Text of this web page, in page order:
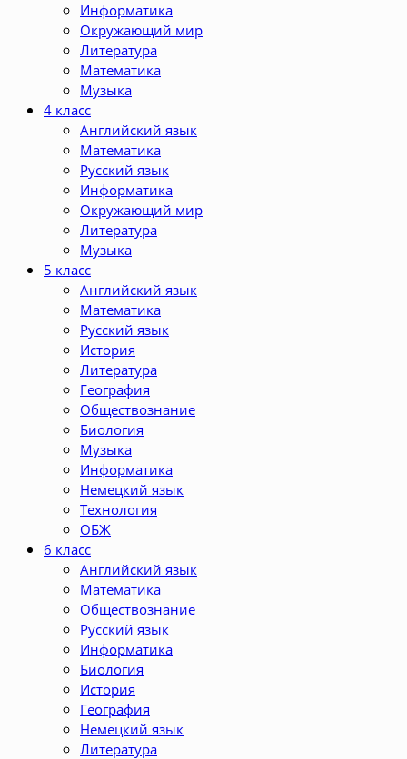
Информатика
Окружающий мир
Литература
Математика
Музыка
4 класс
Английский язык
Математика
Русский язык
Информатика
Окружающий мир
Литература
Музыка
5 класс
Английский язык
Математика
Русский язык
История
Литература
География
Обществознание
Биология
Музыка
Информатика
Немецкий язык
Технология
ОБЖ
6 класс
Английский язык
Математика
Обществознание
Русский язык
Информатика
Биология
История
География
Немецкий язык
Литература